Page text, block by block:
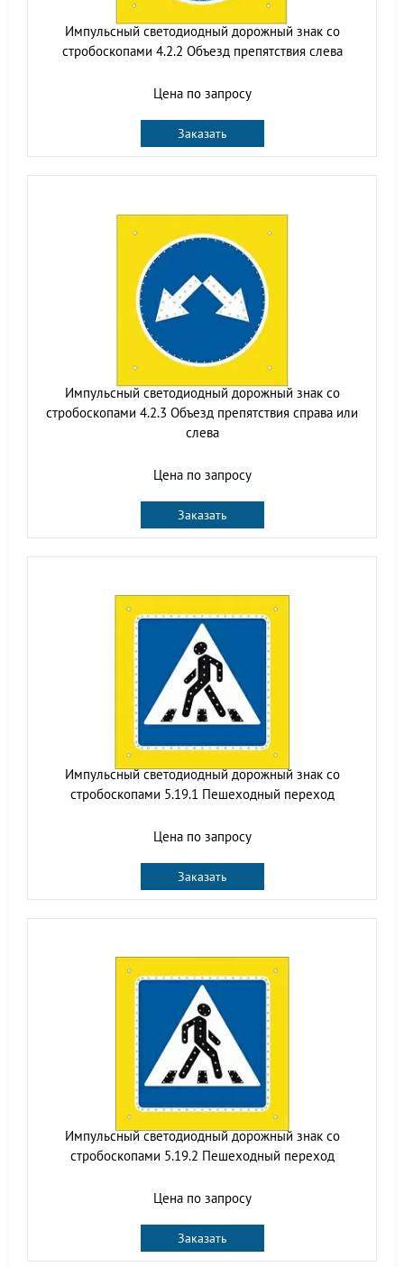
Импульсный cветодиодный дорожный знак со
стробоскопами 4.2.2 Объезд препятствия слева
Цена по запросу
Заказать
Импульсный cветодиодный дорожный знак со
стробоскопами 4.2.3 Объезд препятствия справа или
слева
Цена по запросу
Заказать
Импульсный cветодиодный дорожный знак со
стробоскопами 5.19.1 Пешеходный переход
Цена по запросу
Заказать
Импульсный cветодиодный дорожный знак со
стробоскопами 5.19.2 Пешеходный переход
Цена по запросу
Заказать